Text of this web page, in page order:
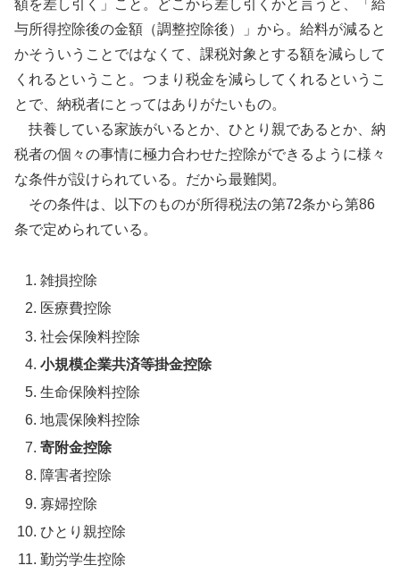
額を差し引く」こと。どこから差し引くかと言うと、「給
与所得控除後の金額（調整控除後）」から。給料が減ると
かそういうことではなくて、課税対象とする額を減らして
くれるということ。つまり税金を減らしてくれるというこ
とで、納税者にとってはありがたいもの。
扶養している家族がいるとか、ひとり親であるとか、納
税者の個々の事情に極力合わせた控除ができるように様々
な条件が設けられている。だから最難関。
その条件は、以下のものが所得税法の第72条から第86
条で定められている。
雑損控除
医療費控除
社会保険料控除
小規模企業共済等掛金控除
生命保険料控除
地震保険料控除
寄附金控除
障害者控除
寡婦控除
ひとり親控除
勤労学生控除